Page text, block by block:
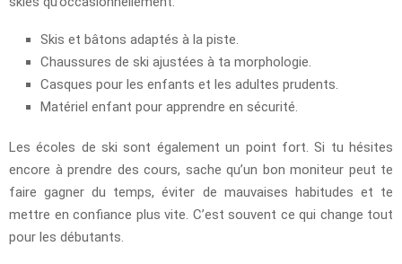
Skis et bâtons adaptés à la piste.
Chaussures de ski ajustées à ta morphologie.
Casques pour les enfants et les adultes prudents.
Matériel enfant pour apprendre en sécurité.
Les écoles de ski sont également un point fort. Si tu hésites
encore à prendre des cours, sache qu’un bon moniteur peut te
faire gagner du temps, éviter de mauvaises habitudes et te
mettre en confiance plus vite. C’est souvent ce qui change tout
pour les débutants.